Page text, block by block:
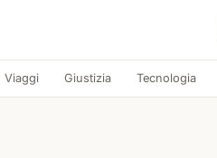
Viaggi Giustizia Tecnologia